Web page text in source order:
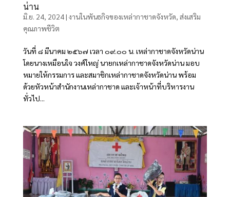
น่าน
มิ.ย. 24, 2024| งานในพันธกิจของเหล่ากาชาดจังหวัด, ส่งเสริม
คุณภาพชีวิต
วันที่ ๘ มีนาคม ๒๕๖๗ เวลา ๐๙.๐๐ น. เหล่ากาชาดจังหวัดน่าน
โดยนางเหมือนใจ วงศ์ใหญ่ นายกเหล่ากาชาดจังหวัดน่าน มอบ
หมายให้กรรมการ และสมาชิกเหล่ากาชาดจังหวัดน่าน พร้อม
ด้วยหัวหน้าสำนักงานเหล่ากาชาด และเจ้าหน้าที่บริหารงาน
ทั่วไป...